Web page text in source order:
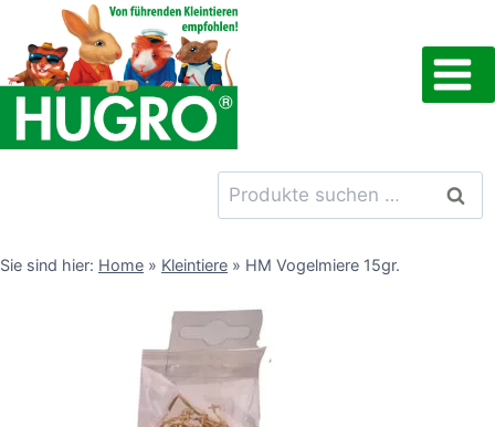
Inhalt
springen
Suchen
nach:
Sie sind hier: Home » Kleintiere » HM Vogelmiere 15gr.